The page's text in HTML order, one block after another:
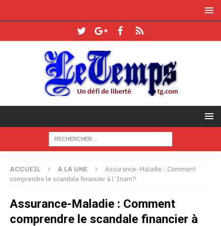
ACCUEIL A LA UNE
Assurance-Maladie : Comment
comprendre le scandale financier à l’Inam?
Assurance-Maladie : Comment
comprendre le scandale financier à